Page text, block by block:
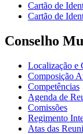
Cartão de
Cartão de
Conselho
Localização e
Composição
Competências
Agenda de
Comissões
Regimento
Atas das